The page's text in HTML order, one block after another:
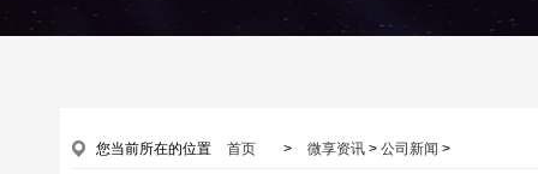
您当前所在的位置 首页 > 微享资讯 > 公司新闻 >